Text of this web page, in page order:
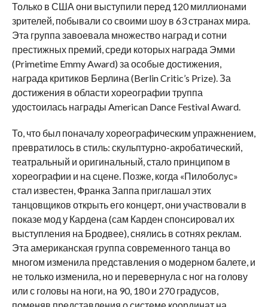
Только в США они выступили перед 120 миллионами
зрителей, побывали со своими шоу в 63 странах мира.
Эта группа завоевала множество наград и сотни
престижных премий, среди которых награда Эмми
(Primetime EmmyAward) за особые достижения,
награда критиков Берлина (BerlinCritic’s Prize). За
достижения в области хореографии труппа
удостоилась награды American Dance FestivalAward.
То, что был поначалу хореографическим упражнением,
превратилось в стиль: скульптурно-акробатический,
театральный и оригинальный, стало принципом в
хореографии и на сцене. Позже, когда «Пилоболус»
стал известен, Франка Заппа приглашал этих
танцовщиков открыть его концерт, они участвовали в
показе мод у Кардена (сам Карден спонсировал их
выступления на Бродвее), снялись в сотнях реклам.
Эта американская группа современного танца во
многом изменила представления о модерном балете, и
не только изменила, но и перевернула с ног на голову
или с головы на ноги, на 90, 180 и 270 градусов,